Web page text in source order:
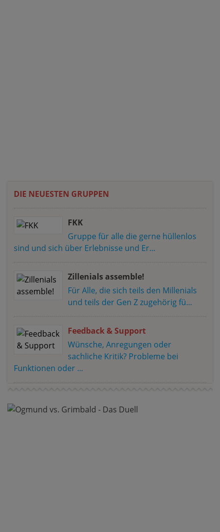
DIE NEUESTEN GRUPPEN
FKK
Gruppe für alle die gerne hüllenlos
sind und sich über Erlebnisse und Er...
Zillenials assemble!
Für Alle, die sich teils den Millenials
und teils der Gen Z zugehörig fü...
Feedback & Support
Wünsche, Anregungen oder
sachliche Kritik? Probleme bei
Funktionen oder ...